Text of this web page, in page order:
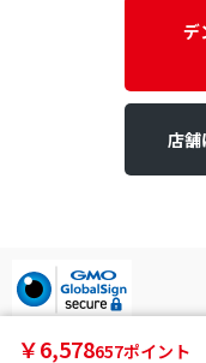
￥6,578657ポイント
デ
店舗
デンキチはGMOグロー
います。